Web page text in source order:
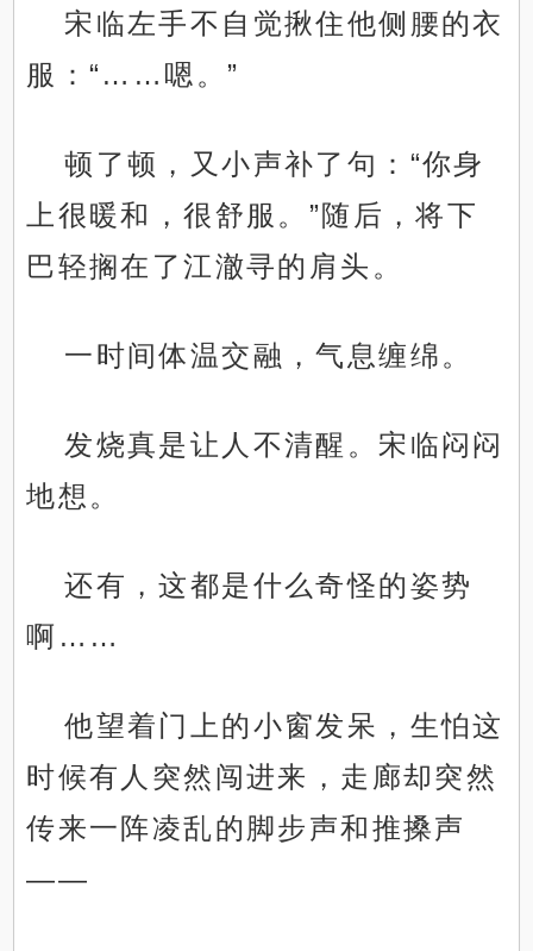
宋临左手不自觉揪住他侧腰的衣
服：“……嗯。”
顿了顿，又小声补了句：“你身
上很暖和，很舒服。”随后，将下
巴轻搁在了江澈寻的肩头。
一时间体温交融，气息缠绵。
发烧真是让人不清醒。宋临闷闷
地想。
还有，这都是什么奇怪的姿势
啊……
他望着门上的小窗发呆，生怕这
时候有人突然闯进来，走廊却突然
传来一阵凌乱的脚步声和推搡声
——